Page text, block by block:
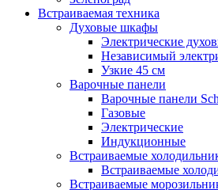
Встраиваемая техника
Духовые шкафы
Электрические
Независимый
Узкие 45 см
Варочные панели
Варочные панели
Газовые
Электрические
Индукционные
Встраиваемые
Встраиваемые
Встраиваемые